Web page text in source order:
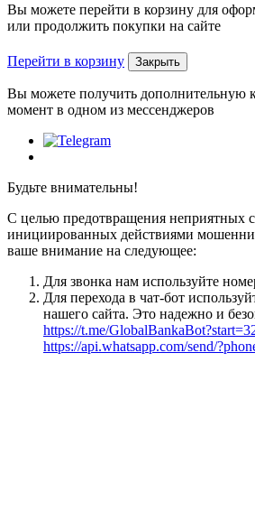
Вы можете перейти в корзину для
или продолжить покупки на сайте
Перейти в корзину Закрыть
Вы можете получить дополнительную
момент в одном из мессенджеров
Будьте внимательны!
С целью предотвращения неприятных
инициированных действиями
ваше внимание на следующее:
Для звонка нам используйте
Для перехода в чат-бот
нашего сайта. Это надежно и
https://t.me/
https://api.whatsapp.com/send/